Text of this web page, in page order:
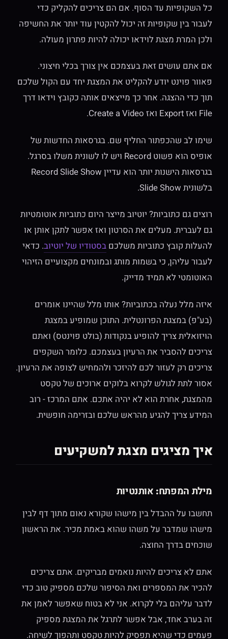
כל השקופיות עד הסוף. אם הם צריכים להקליק כדי
לעבור בין שקופיות זה יכול להקטין עוד יותר את החשיפה
ולכן המרת מצגת לוידאו יכולה להיות פתרון מעולה.
אם אתם עושים זאת בעצמכם אין צורך בכלי חיצוני.
פאוור פוינט יודע להקליט את המצגת יחד עם הקול שלכם
תוך כדי ההצגה. אחר כך מייצאים אותה כקובץ וידאו דרך
File ואז Export ואז Create a Video.
שימו לב שהכפתור החליף שם. בגרסאות החדשות של
אופיס הוא פשוט Record ויש לו לשונית משלו בסרגל.
בגרסאות הישנות יותר הוא עדיין Record Slide Show
בלשונית Slide Show.
רוצים גם כתוביות? יוטיוב מייצר היום כתוביות אוטומטיות
גם לעברית. מעלים את הסרטון ואז אפשר לתקן אותן או
להעלות קובץ כתוביות משלכם בסטודיו של יוטיוב. כדאי
לעבור עליהן, כי בשמות מותג ובמונחים מקצועיים הזיהוי
האוטומטי לא תמיד מדייק.
איזה מלל נעלה בכתוביות? אותו מלל שהיינו אומרים
(בע"פ) במצגת הפרונטלית. התוכן שמופיע במצגת
הויזואלית צריך להופיע בנקודות (בולט פוינטס) ואתם
צריכים להסביר את הרעיון בעצמכם. כלומר השקפים
צריכים רק לעזור לכם להיזכר ולהמחיש לצופה את הרעיון.
אסור לתת לגולש לקרוא בלוקים ארוכים של טקסט
מהמצגת, אחרת הוא לא יהיה אתכם. אתם המרכז - רוב
המידע צריך להגיע מהראש שלכם ובזרימה חופשית.
איך מציגים מצגת למשקיעים
מילת המפתח: אותנטיות
תחשבו על ההבדל בין מישהו שקורא נאום מתוך דף לבין
מישהו שמדבר על משהו שהוא באמת מכיר. את הראשון
שוכחים בדרך החוצה.
אתם לא צריכים להיות נואמים מבריקים. אתם צריכים
להכיר את המספרים ואת הסיפור שלכם מספיק טוב כדי
לדבר עליהם בלי לקרוא. אני לא בטוח שאפשר לאמן את
זה בערב אחד, אבל אפשר לתרגל את המצגת מספיק
פעמים כדי שהיא תפסיק להיות טקסט ותהפוך לשיחה.